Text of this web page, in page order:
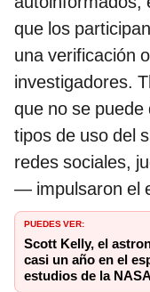
que los
una verificación
investigadores.
que no se
tipos de uso del
redes sociales,
— impulsaron el
PUEDES VER:
Scott Kelly, el
casi un año en el
estudios de la